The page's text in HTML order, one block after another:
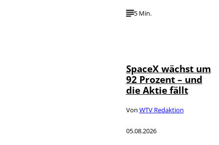
5 Min.
SpaceX wächst um
92 Prozent – und
die Aktie fällt
Von WTV Redaktion
05.08.2026